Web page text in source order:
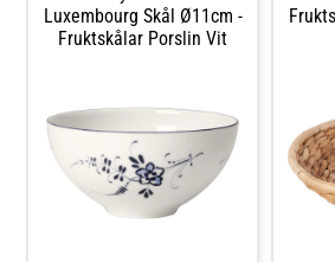
Skålar
Luxembourg Skål Ø11cm -
Fruktskålar Porslin Vit